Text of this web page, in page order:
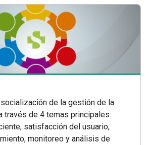
de la gestión de la
través de 4 temas principales:
satisfacción del usuario,
monitoreo y análisis de